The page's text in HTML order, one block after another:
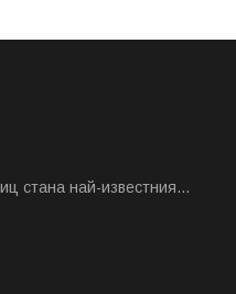
стана най-известния...